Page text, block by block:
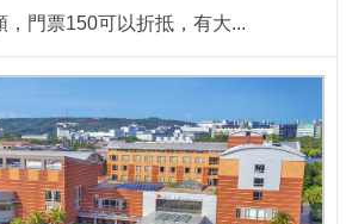
，門票150可以折抵，有大...